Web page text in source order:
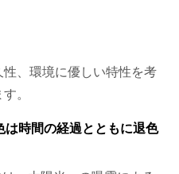
、環境に優しい特性を考
。
時間の経過とともに退色